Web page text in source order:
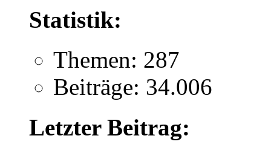
Statistik:
Themen: 287
Beiträge: 34.006
Letzter Beitrag: